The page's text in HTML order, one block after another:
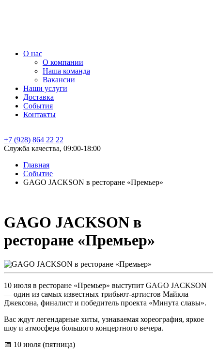
О нас
О компании
Наша команда
Вакансии
Наши услуги
Доставка
События
Контакты
+7 (928) 864 22 22
Служба качества, 09:00-18:00
Главная
Событие
GAGO JACKSON в ресторане «Премьер»
GAGO JACKSON в
ресторане «Премьер»
10 июля в ресторане «Премьер» выступит GAGO JACKSON
— один из самых известных трибьют-артистов Майкла
Джексона, финалист и победитель проекта «Минута славы».
Вас ждут легендарные хиты, узнаваемая хореография, яркое
шоу и атмосфера большого концертного вечера.
📅 10 июля (пятница)